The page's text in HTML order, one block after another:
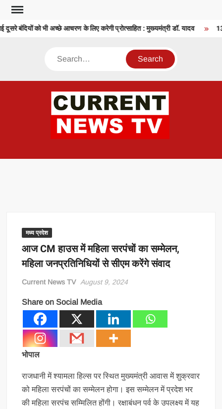
Skip
content
दूसरे बंदियों को भी अच्छे आचरण के लिए करेगी प्रोत्साहित : मुख्यमंत्री डॉ. यादव
Search
मध्य प्रदेश
आज CM हाउस में महिला सरपंचों का सम्मेलन,
महिला जनप्रतिनिधियों से सीएम करेंगे संवाद
Current News TV August 9, 2024
Share on Social Media
भोपाल
राजधानी में श्यामला हिल्स पर स्थित मुख्यमंत्री आवास में शुक्रवार
को महिला सरपंचों का सम्मेलन होगा। इस सम्मेलन में प्रदेश भर
की महिला सरपंच सम्मिलित होंगी। रक्षाबंधन पर्व के उपलक्ष्य में यह